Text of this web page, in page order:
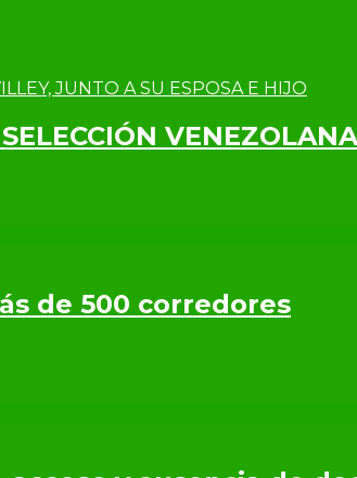
de 500 corredores